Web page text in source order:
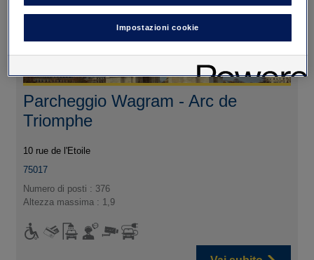
Parcheggio Wagram - Arc de
Triomphe
10 rue de l'Etoile
75017
Numero di posti : 376
Altezza massima : 1,9
Impostazioni cookie